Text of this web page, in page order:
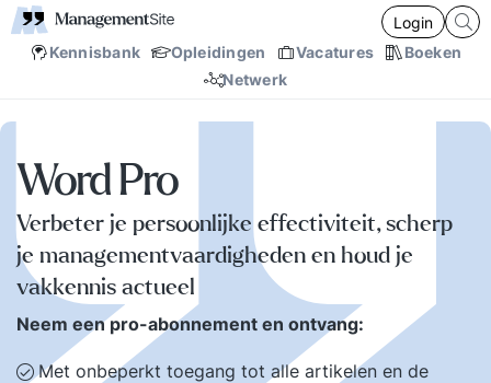
Kennisbank Opleidingen Vacatures
Boeken
Netwerk
Login
Word Pro
Verbeter je persoonlijke effectiviteit, scherp
je managementvaardigheden en houd je
vakkennis actueel
Neem een pro-abonnement en ontvang:
Met onbeperkt toegang tot alle artikelen en de